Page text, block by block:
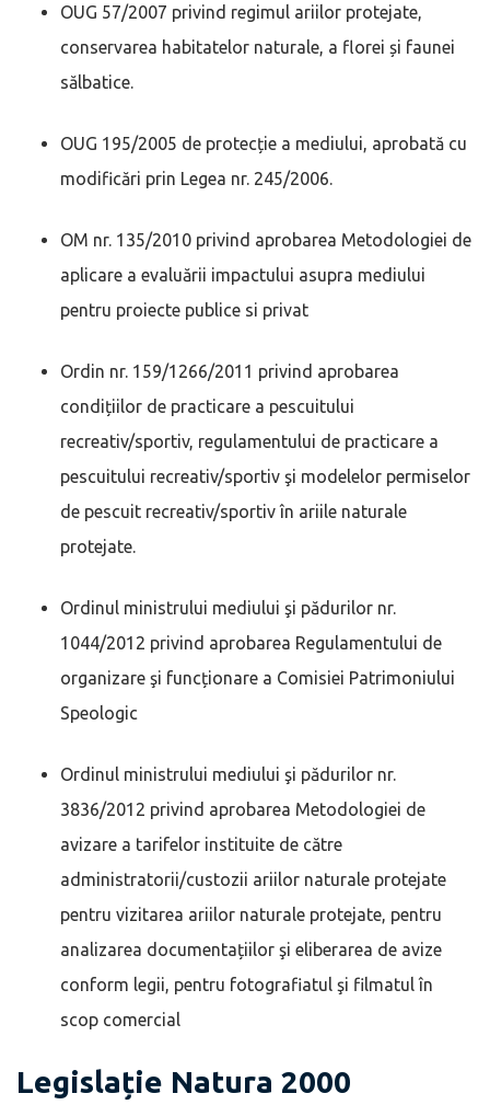
OUG 57/2007 privind regimul ariilor protejate,
conservarea habitatelor naturale, a florei și faunei
sălbatice.
OUG 195/2005 de protecție a mediului, aprobată cu
modificări prin Legea nr. 245/2006.
OM nr. 135/2010 privind aprobarea Metodologiei de
aplicare a evaluării impactului asupra mediului
pentru proiecte publice si privat
Ordin nr. 159/1266/2011 privind aprobarea
condițiilor de practicare a pescuitului
recreativ/sportiv, regulamentului de practicare a
pescuitului recreativ/sportiv şi modelelor permiselor
de pescuit recreativ/sportiv în ariile naturale
protejate.
Ordinul ministrului mediului şi pădurilor nr.
1044/2012 privind aprobarea Regulamentului de
organizare şi funcționare a Comisiei Patrimoniului
Speologic
Ordinul ministrului mediului şi pădurilor nr.
3836/2012 privind aprobarea Metodologiei de
avizare a tarifelor instituite de către
administratorii/custozii ariilor naturale protejate
pentru vizitarea ariilor naturale protejate, pentru
analizarea documentațiilor şi eliberarea de avize
conform legii, pentru fotografiatul şi filmatul în
scop comercial
Legislație Natura 2000